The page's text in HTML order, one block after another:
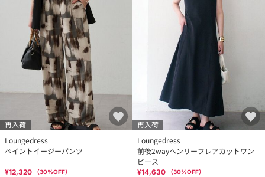
再入荷
Loungedress
ペイントイージーパンツ
¥12,320 （30%OFF）
再入荷
Loungedress
前後2wayヘンリーフレアカットワン
ピース
¥14,630 （30%OFF）